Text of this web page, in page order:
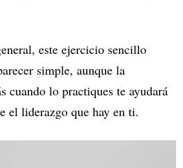
este ejercicio sencillo
simple, aunque la
cuando lo practiques te ayudará
el liderazgo que hay en ti.